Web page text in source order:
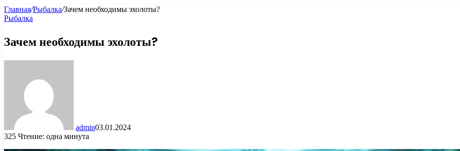
Главная/Рыбалка/Зачем необходимы эхолоты?
Рыбалка
Зачем необходимы эхолоты?
admin03.01.2024
325 Чтение: одна минута